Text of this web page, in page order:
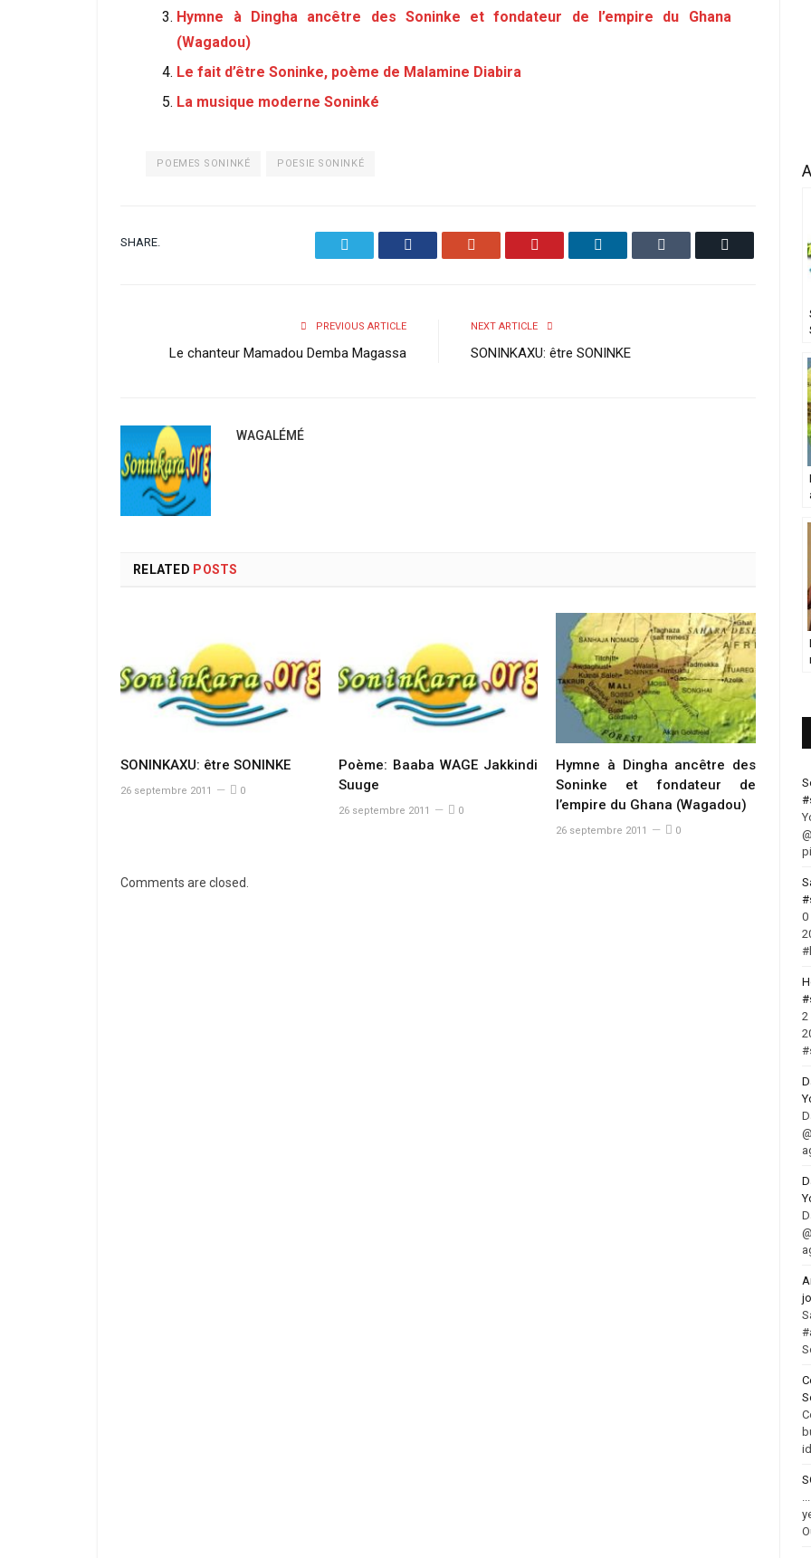
Hymne à Dingha ancêtre des Soninke et fondateur de l’empire du Ghana
(Wagadou)
Le fait d’être Soninke, poème de Malamine Diabira
La musique moderne Soninké
POEMES SONINKÉ POESIE SONINKÉ
SHARE.
PREVIOUS ARTICLE
Le chanteur Mamadou Demba Magassa
NEXT ARTICLE
SONINKAXU: être SONINKE
WAGALÉMÉ
RELATED POSTS
SONINKAXU: être SONINKE
26 septembre 2011 0
Poème: Baaba WAGE Jakkindi
Suuge
26 septembre 2011 0
Hymne à Dingha ancêtre des
Soninke et fondateur de
l’empire du Ghana (Wagadou)
26 septembre 2011 0
Comments are closed.
0
2